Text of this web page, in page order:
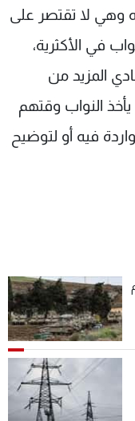
وهي لا تقتصر على
في الأكثرية،
المزيد من
النواب وقتهم
فيه أو لتوضيح